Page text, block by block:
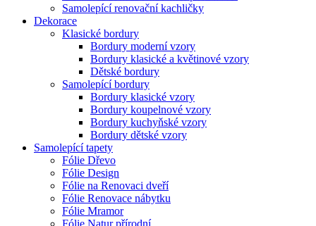
Samolepící renovační kachličky
Dekorace
Klasické bordury
Bordury moderní vzory
Bordury klasické a květinové vzory
Dětské bordury
Samolepící bordury
Bordury klasické vzory
Bordury koupelnové vzory
Bordury kuchyňské vzory
Bordury dětské vzory
Samolepící tapety
Fólie Dřevo
Fólie Design
Fólie na Renovaci dveří
Fólie Renovace nábytku
Fólie Mramor
Fólie Natur přírodní